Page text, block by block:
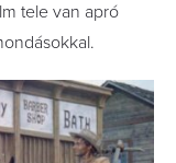
tele van apró